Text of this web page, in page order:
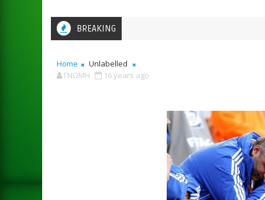
BREAKING
Home
Unlabelled
ΓΝΩΜΗ
16 years ago